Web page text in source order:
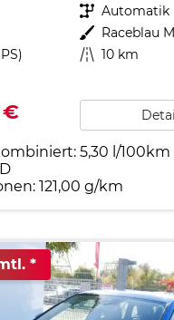
Getriebe Automatik
Außenfarbe Raceblau
Kilometerstand 10 km
€
5,30 l/100km
D
121,00 g/km